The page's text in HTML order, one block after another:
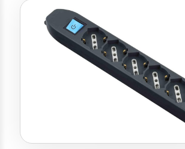
Presa Italiana ed Europea
Fino a 6 dispositivi